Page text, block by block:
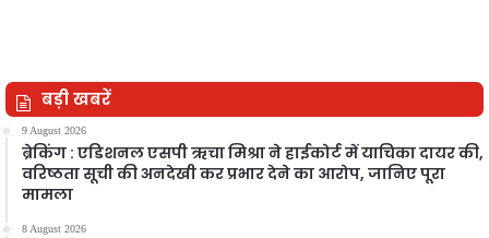
बड़ी खबरें
9 August 2026
ब्रेकिंग : एडिशनल एसपी ऋचा मिश्रा ने हाईकोर्ट में याचिका दायर की,
वरिष्ठता सूची की अनदेखी कर प्रभार देने का आरोप, जानिए पूरा
मामला
8 August 2026